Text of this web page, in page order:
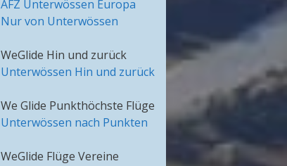
AFZ Unterwössen Europa
Nur von Unterwössen
WeGlide Hin und zurück
Unterwössen Hin und zurück
We Glide Punkthöchste Flüge
Unterwössen nach Punkten
WeGlide Flüge Vereine